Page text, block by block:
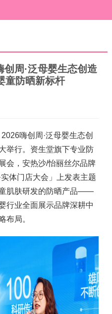
周·泛母婴生态创造
童防晒新标杆
嗨创周·泛母婴生态创
举行。资生堂旗下专业防
会，安热沙/怡丽丝尔品牌
体门店大会」上发表主题
肌肤研发的防晒产品——
行业全面展示品牌深耕中
布局。